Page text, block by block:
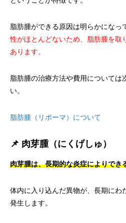
脂肪腫ができる原因は明らかになっ
性がほとんどないため、脂肪腫を取
あります。
脂肪腫の治療方法や費用については
い。
脂肪腫（リポーマ）について
📌 肉芽腫（にくげしゅ）
肉芽腫は、長期的な炎症によりでき
体内に入り込んだ異物が、長期にわ
発生します。